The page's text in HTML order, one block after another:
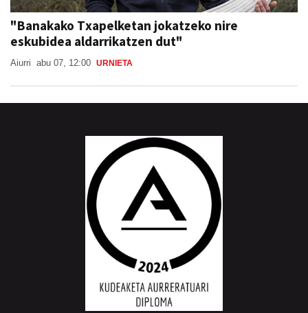
"Banakako Txapelketan jokatzeko nire
eskubidea aldarrikatzen dut"
Aiurri abu 07, 12:00 URNIETA